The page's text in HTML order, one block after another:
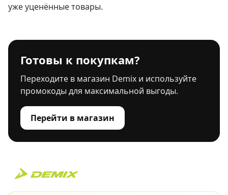
уже уценённые товары.
Готовы к покупкам?
Переходите в магазин Demix и используйте
промокоды для максимальной выгоды.
Перейти в магазин